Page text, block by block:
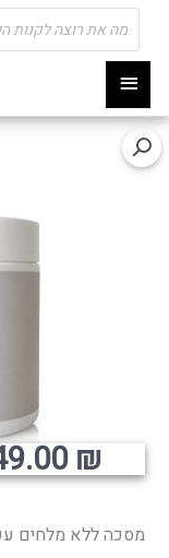
תפריט
ראשי
Products
search
מסכה ללא מלחים
₪